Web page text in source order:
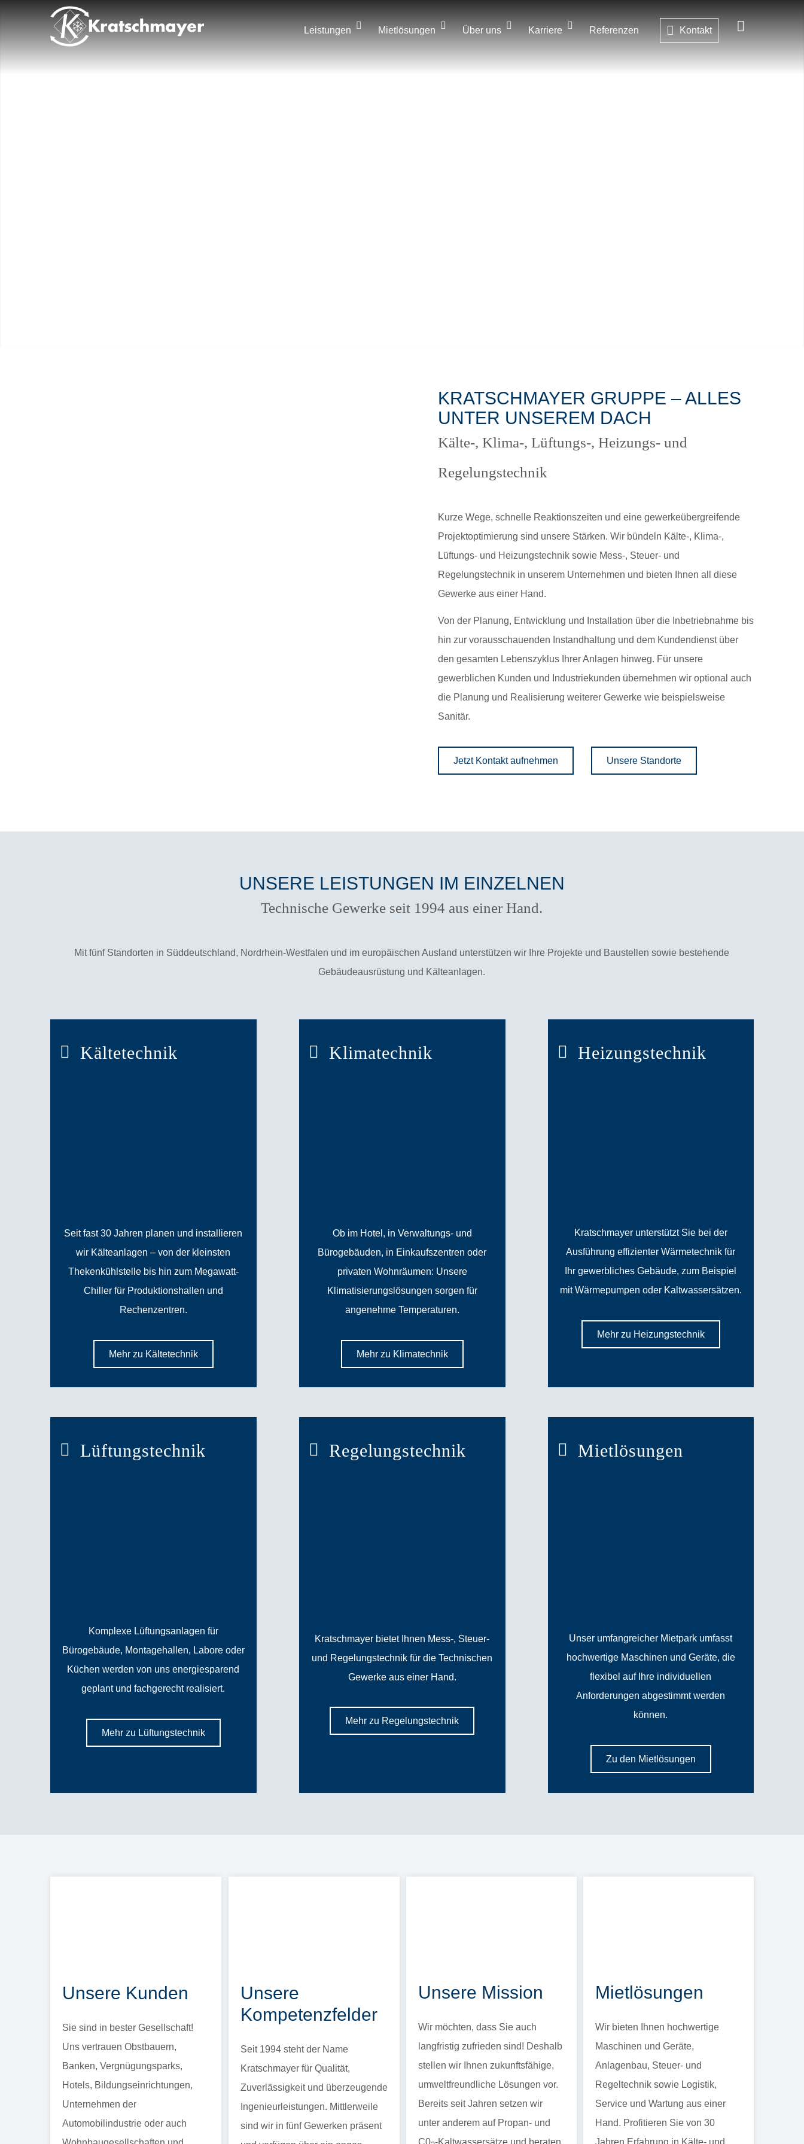
Leistungen Mietlösungen Über uns Karriere Referenzen Kontakt
KRATSCHMAYER GRUPPE – ALLES
UNTER UNSEREM DACH
Kälte-, Klima-, Lüftungs-, Heizungs- und
Regelungstechnik
Kurze Wege, schnelle Reaktionszeiten und eine gewerkeübergreifende
Projektoptimierung sind unsere Stärken. Wir bündeln Kälte-, Klima-,
Lüftungs- und Heizungstechnik sowie Mess-, Steuer- und
Regelungstechnik in unserem Unternehmen und bieten Ihnen all diese
Gewerke aus einer Hand.
Von der Planung, Entwicklung und Installation über die Inbetriebnahme bis
hin zur vorausschauenden Instandhaltung und dem Kundendienst über
den gesamten Lebenszyklus Ihrer Anlagen hinweg. Für unsere
gewerblichen Kunden und Industriekunden übernehmen wir optional auch
die Planung und Realisierung weiterer Gewerke wie beispielsweise
Sanitär.
Jetzt Kontakt aufnehmen Unsere Standorte
UNSERE LEISTUNGEN IM EINZELNEN
Technische Gewerke seit 1994 aus einer Hand.
Mit fünf Standorten in Süddeutschland, Nordrhein-Westfalen und im europäischen Ausland unterstützen wir Ihre Projekte und Baustellen sowie bestehende
Gebäudeausrüstung und Kälteanlagen.
Kältetechnik
Seit fast 30 Jahren planen und installieren
wir Kälteanlagen – von der kleinsten
Thekenkühlstelle bis hin zum Megawatt-
Chiller für Produktionshallen und
Rechenzentren.
Mehr zu Kältetechnik
Klimatechnik
Ob im Hotel, in Verwaltungs- und
Bürogebäuden, in Einkaufszentren oder
privaten Wohnräumen: Unsere
Klimatisierungslösungen sorgen für
angenehme Temperaturen.
Mehr zu Klimatechnik
Heizungstechnik
Kratschmayer unterstützt Sie bei der
Ausführung effizienter Wärmetechnik für
Ihr gewerbliches Gebäude, zum Beispiel
mit Wärmepumpen oder Kaltwassersätzen.
Mehr zu Heizungstechnik
Lüftungstechnik
Komplexe Lüftungsanlagen für
Bürogebäude, Montagehallen, Labore oder
Küchen werden von uns energiesparend
geplant und fachgerecht realisiert.
Mehr zu Lüftungstechnik
Regelungstechnik
Kratschmayer bietet Ihnen Mess-, Steuer-
und Regelungstechnik für die Technischen
Gewerke aus einer Hand.
Mehr zu Regelungstechnik
Mietlösungen
Unser umfangreicher Mietpark umfasst
hochwertige Maschinen und Geräte, die
flexibel auf Ihre individuellen
Anforderungen abgestimmt werden
können.
Zu den Mietlösungen
Unsere Kunden
Sie sind in bester Gesellschaft!
Uns vertrauen Obstbauern,
Banken, Vergnügungsparks,
Hotels, Bildungseinrichtungen,
Unternehmen der
Automobilindustrie oder auch
Unsere
Kompetenzfelder
Seit 1994 steht der Name
Kratschmayer für Qualität,
Zuverlässigkeit und überzeugende
Ingenieurleistungen. Mittlerweile
sind wir in fünf Gewerken präsent
Unsere Mission
Wir möchten, dass Sie auch
langfristig zufrieden sind! Deshalb
stellen wir Ihnen zukunftsfähige,
umweltfreundliche Lösungen vor.
Bereits seit Jahren setzen wir
unter anderem auf Propan- und
C0 -Kaltwassersätze und beraten
Mietlösungen
Wir bieten Ihnen hochwertige
Maschinen und Geräte,
Anlagenbau, Steuer- und
Regeltechnik sowie Logistik,
Service und Wartung aus einer
Hand. Profitieren Sie von 30
Jahren Erfahrung in Kälte- und